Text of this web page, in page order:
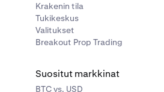
Krakenin tila
Tukikeskus
Valitukset
Breakout Prop Trading
Suositut markkinat
BTC vs. USD